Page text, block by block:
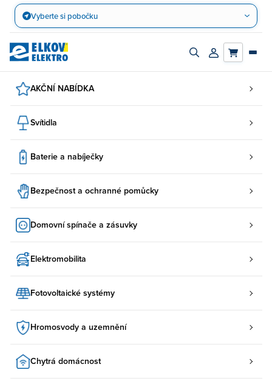
Přejít
obsah
Vyberte si pobočku
Zapnout/vypnout
Přihlásit/
AKČNÍ NABÍDKA
Svítidla
Baterie a nabíječky
Bezpečnost a ochranné pomůcky
Domovní spínače a zásuvky
Elektromobilita
Fotovoltaické systémy
Hromosvody a uzemnění
Chytrá domácnost